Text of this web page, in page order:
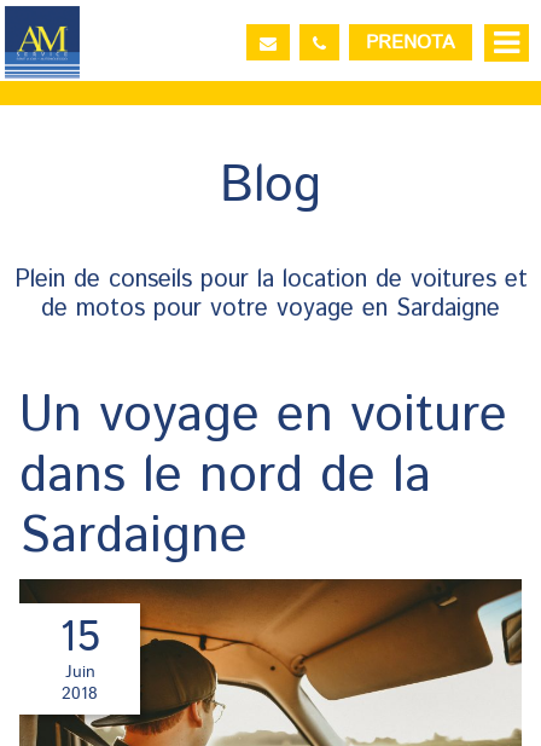
PRENOTA
Enfants:
Demander informations
Blog
Plein de conseils pour la location de voitures et
de motos pour votre voyage en Sardaigne
Un voyage en voiture
dans le nord de la
Sardaigne
15
Juin
2018